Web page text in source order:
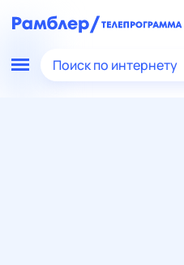
Поиск по интернету